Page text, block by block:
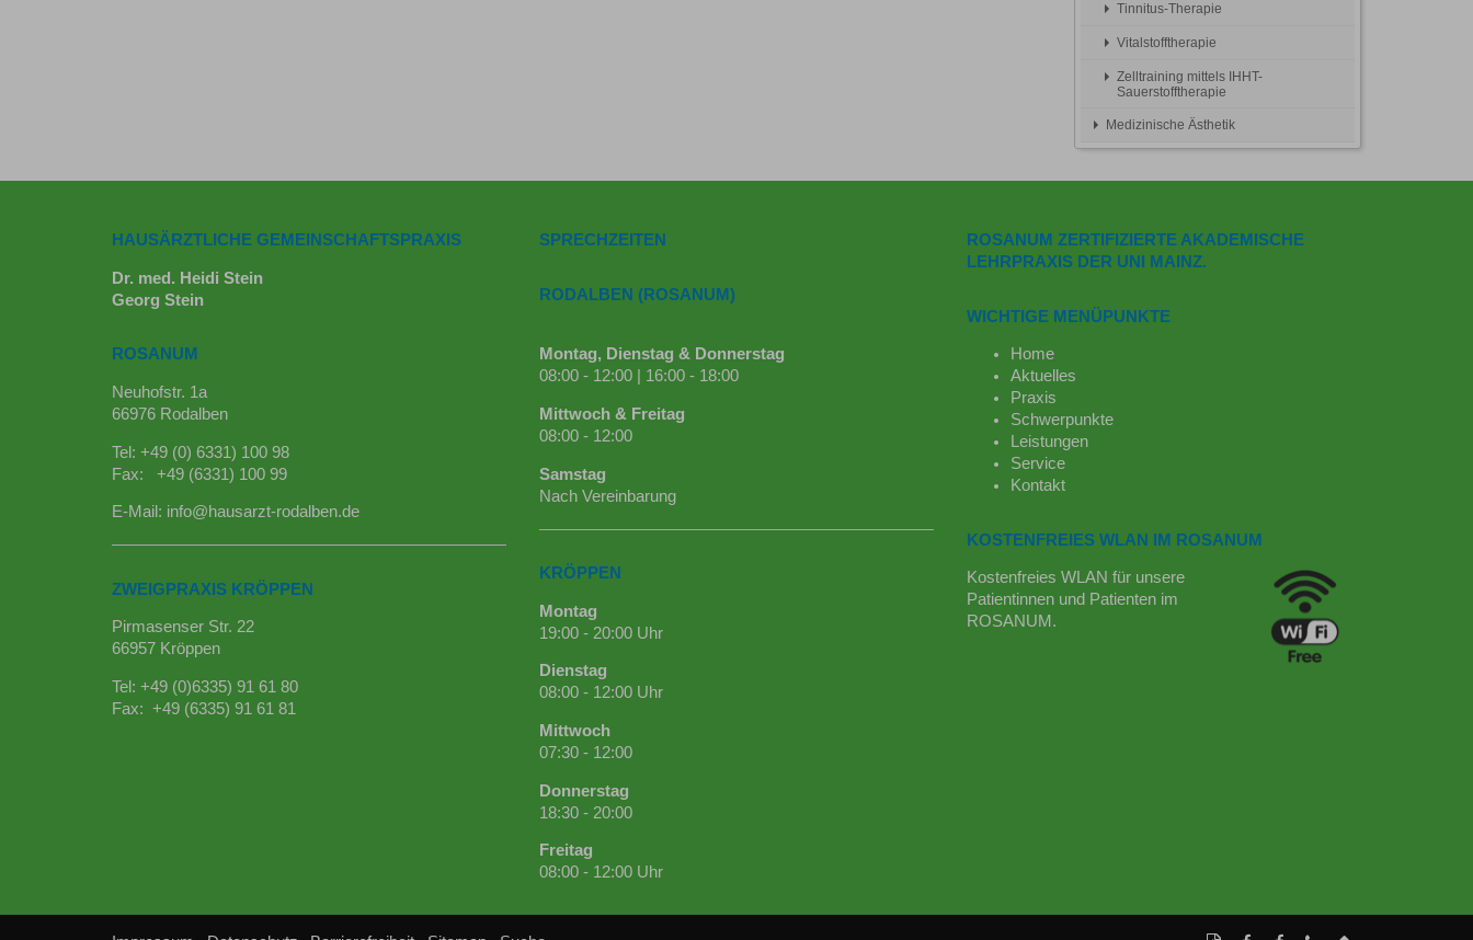
Tinnitus-Therapie
Vitalstofftherapie
Zelltraining mittels IHHT-
Sauerstofftherapie
Medizinische Ästhetik
HAUSÄRZTLICHE GEMEINSCHAFTSPRAXIS
Dr. med. Heidi Stein
Georg Stein
ROSANUM
Neuhofstr. 1a
66976 Rodalben
Tel: +49 (0) 6331) 100 98
Fax: +49 (6331) 100 99
E-Mail: info@hausarzt-rodalben.de
ZWEIGPRAXIS KRÖPPEN
Pirmasenser Str. 22
66957 Kröppen
Tel: +49 (0)6335) 91 61 80
Fax: +49 (6335) 91 61 81
SPRECHZEITEN
RODALBEN (ROSANUM)
Montag, Dienstag & Donnerstag
08:00 - 12:00 | 16:00 - 18:00
Mittwoch & Freitag
08:00 - 12:00
Samstag
Nach Vereinbarung
KRÖPPEN
Montag
19:00 - 20:00 Uhr
Dienstag
08:00 - 12:00 Uhr
Mittwoch
07:30 - 12:00
Donnerstag
18:30 - 20:00
Freitag
08:00 - 12:00 Uhr
ROSANUM ZERTIFIZIERTE AKADEMISCHE
LEHRPRAXIS DER UNI MAINZ.
WICHTIGE MENÜPUNKTE
Home
Aktuelles
Praxis
Schwerpunkte
Leistungen
Service
Kontakt
KOSTENFREIES WLAN IM ROSANUM
Kostenfreies WLAN für unsere
Patientinnen und Patienten im
ROSANUM.
Diese Auf Facebook-tel:+49(6331)